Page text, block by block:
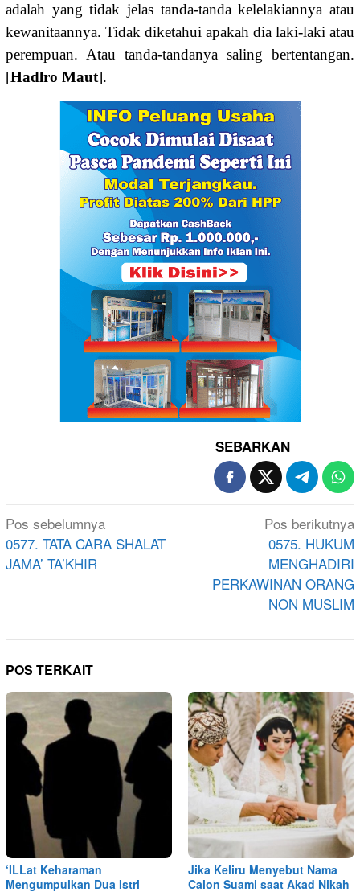
adalah yang tidak jelas tanda-tanda kelelakiannya atau
kewanitaannya. Tidak diketahui apakah dia laki-laki atau
perempuan. Atau tanda-tandanya saling bertentangan.
[Hadlro Maut].
SEBARKAN
Navigasi
pos
Pos sebelumnya
0577. TATA CARA SHALAT
JAMA’ TA’KHIR
Pos berikutnya
0575. HUKUM
MENGHADIRI
PERKAWINAN ORANG
NON MUSLIM
POS TERKAIT
‘ILLat Keharaman
Mengumpulkan Dua Istri
Jika Keliru Menyebut Nama
Calon Suami saat Akad Nikah